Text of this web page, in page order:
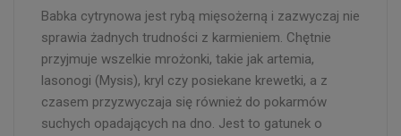
Babka cytrynowa jest rybą mięsożerną i zazwyczaj nie
sprawia żadnych trudności z karmieniem. Chętnie
przyjmuje wszelkie mrożonki, takie jak artemia,
lasonogi (Mysis), kryl czy posiekane krewetki, a z
czasem przyzwyczaja się również do pokarmów
suchych opadających na dno. Jest to gatunek o